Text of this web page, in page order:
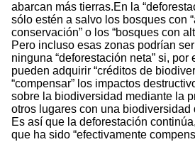
abarcan más tierras.En la
sólo estén a salvo los bosques con
conservación” o los “bosques con
Pero incluso esas zonas podrían
ninguna “deforestación neta” si,
pueden adquirir “créditos de
“compensar” los impactos
sobre la biodiversidad mediante la
otros lugares con una biodiversidad
Es así que la deforestación
que ha sido “efectivamente